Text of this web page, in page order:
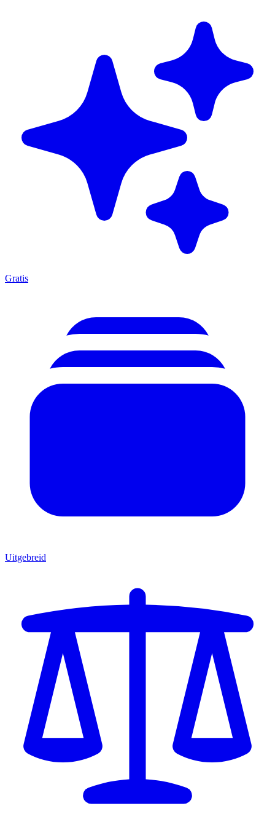
Gratis
Uitgebreid